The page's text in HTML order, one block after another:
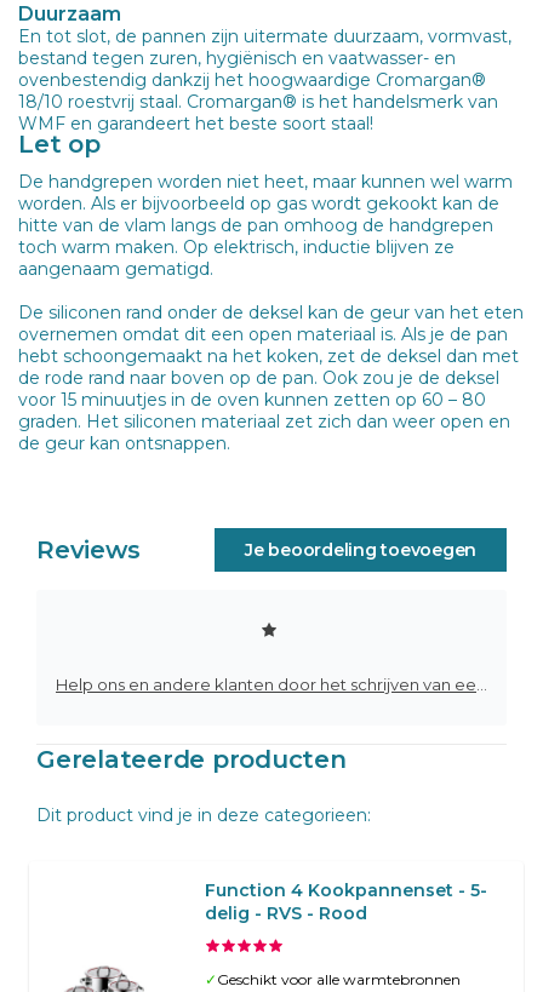
Duurzaam
En tot slot, de pannen zijn uitermate duurzaam, vormvast,
bestand tegen zuren, hygiënisch en vaatwasser- en
ovenbestendig dankzij het hoogwaardige Cromargan®
18/10 roestvrij staal. Cromargan® is het handelsmerk van
WMF en garandeert het beste soort staal!
Let op
De handgrepen worden niet heet, maar kunnen wel warm
worden. Als er bijvoorbeeld op gas wordt gekookt kan de
hitte van de vlam langs de pan omhoog de handgrepen
toch warm maken. Op elektrisch, inductie blijven ze
aangenaam gematigd.
De siliconen rand onder de deksel kan de geur van het eten
overnemen omdat dit een open materiaal is. Als je de pan
hebt schoongemaakt na het koken, zet de deksel dan met
de rode rand naar boven op de pan. Ook zou je de deksel
voor 15 minuutjes in de oven kunnen zetten op 60 – 80
graden. Het siliconen materiaal zet zich dan weer open en
de geur kan ontsnappen.
Reviews Je beoordeling toevoegen
Gerelateerde producten
Dit product vind je in deze categorieen:
Function 4 Kookpannenset - 5-
delig - RVS - Rood
✓ Geschikt voor alle warmtebronnen